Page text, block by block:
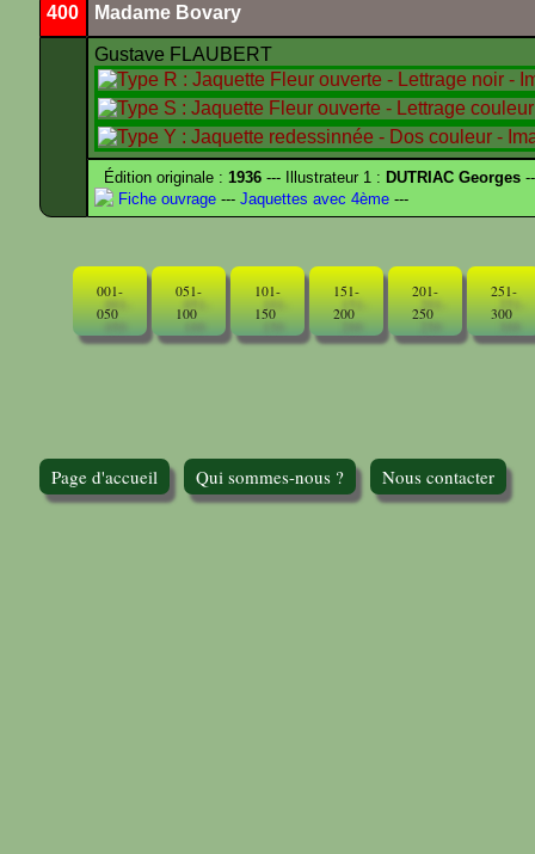
400 Madame Bovary
Gustave FLAUBERT
Édition originale :1936 --- Illustrateur 1 : DUTRIAC Georges
Fiche ouvrage --- Jaquettes avec 4ème ---
001-
050
051-
100
101-
150
151-
200
201-
250
251-
300
Page d'accueil Qui sommes-nous ? Nous contacter